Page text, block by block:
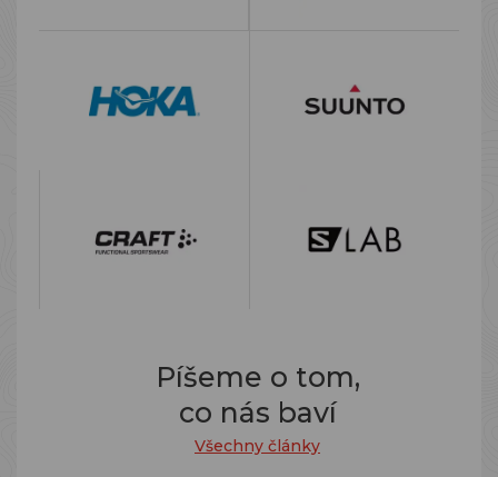
Píšeme o tom,
co nás baví
Všechny články